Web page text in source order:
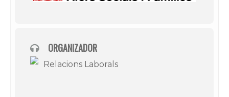
ORGANIZADOR
Relacions Laborals